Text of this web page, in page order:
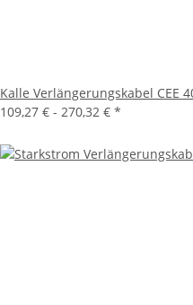
Kalle Verlängerungskabel CEE
109,27 € - 270,32 € *